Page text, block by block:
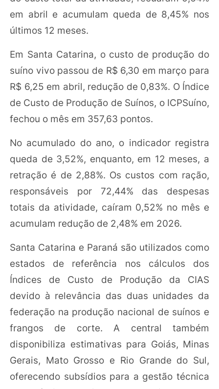
em abril e acumulam queda de 8,45% nos
últimos 12 meses.
Em Santa Catarina, o custo de produção do
suíno vivo passou de R$ 6,30 em março para
R$ 6,25 em abril, redução de 0,83%. O Índice
de Custo de Produção de Suínos, o ICPSuíno,
fechou o mês em 357,63 pontos.
No acumulado do ano, o indicador registra
queda de 3,52%, enquanto, em 12 meses, a
retração é de 2,88%. Os custos com ração,
responsáveis por 72,44% das despesas
totais da atividade, caíram 0,52% no mês e
acumulam redução de 2,48% em 2026.
Santa Catarina e Paraná são utilizados como
estados de referência nos cálculos dos
Índices de Custo de Produção da CIAS
devido à relevância das duas unidades da
federação na produção nacional de suínos e
frangos de corte. A central também
disponibiliza estimativas para Goiás, Minas
Gerais, Mato Grosso e Rio Grande do Sul,
oferecendo subsídios para a gestão técnica